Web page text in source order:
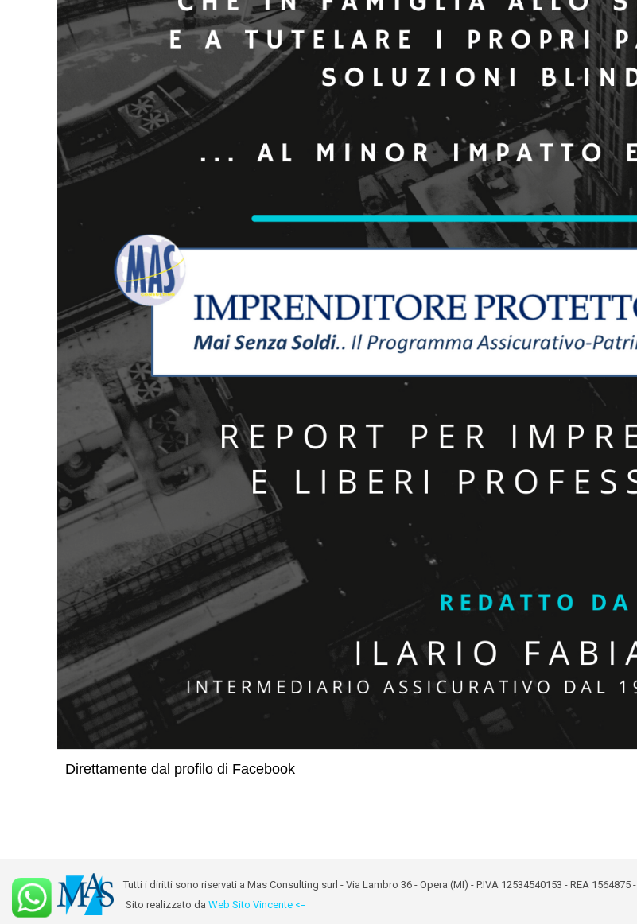
Direttamente dal profilo di Facebook
Tutti i diritti sono riservati a Mas Consulting surl - Via Lambro 36 - Opera (MI) - P.IVA 12534540153 - REA 1564875 -
Sito realizzato da Web Sito Vincente <=